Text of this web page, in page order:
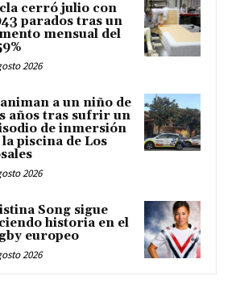
cerró julio con
parados tras un
mensual del
2026
a un niño de
años tras sufrir un
de inmersión
la piscina de Los
2026
Song sigue
historia en el
europeo
2026